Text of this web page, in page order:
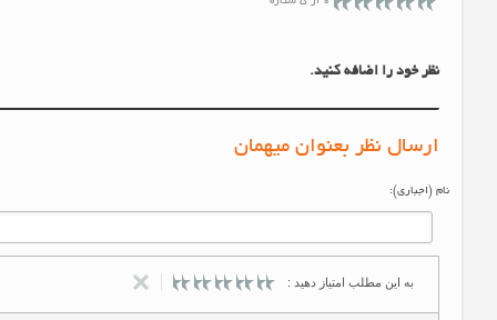
نظر خود را اضافه کنید.
ارسال نظر بعنوان میهمان
نام (اجباری):
به این مطلب امتیاز دهید :